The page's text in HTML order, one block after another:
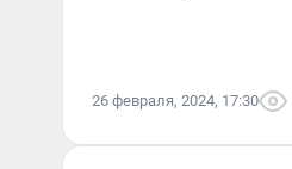
26 февраля, 2024, 17:30